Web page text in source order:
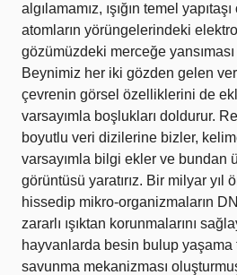
algılamamız, ışığın temel
atomların yörüngelerindeki
gözümüzdeki merceğe
Beynimiz her iki gözden gelen
çevrenin görsel özelliklerini de
varsayımla boşlukları doldurur.
boyutlu veri dizilerine bizler,
varsayımla bilgi ekler ve bundan
görüntüsü yaratırız. Bir milyar yıl
hissedip mikro-organizmaların
zararlı ışıktan korunmalarını
hayvanlarda besin bulup
savunma mekanizması